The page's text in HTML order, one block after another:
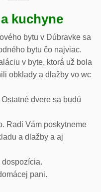
kuchyne
bytu v Dúbravke sa
bytu čo najviac.
v byte, ktorá už bola
obklady a dlažby vo wc
dvere sa budú
Radi Vám poskytneme
a dlažby a aj
dospozícia.
pani.